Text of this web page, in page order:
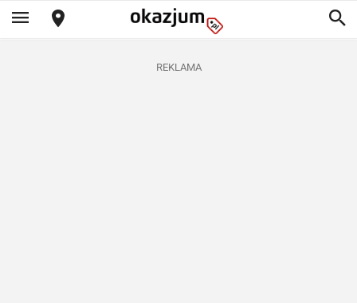
REKLAMA